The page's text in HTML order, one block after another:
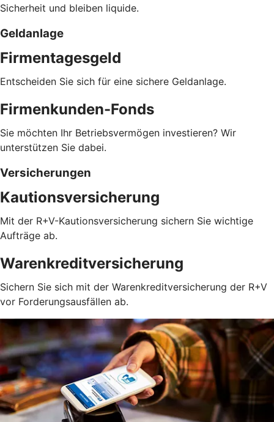
Sicherheit und bleiben liquide.
Geldanlage
Firmentagesgeld
Entscheiden Sie sich für eine sichere Geldanlage.
Firmenkunden-Fonds
Sie möchten Ihr Betriebsvermögen investieren? Wir
unterstützen Sie dabei.
Versicherungen
Kautionsversicherung
Mit der R+V-Kautionsversicherung sichern Sie wichtige
Aufträge ab.
Warenkreditversicherung
Sichern Sie sich mit der Warenkreditversicherung der R+V
vor Forderungsausfällen ab.